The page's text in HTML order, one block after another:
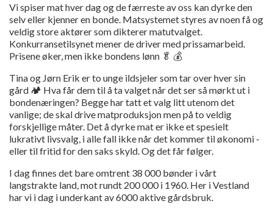
Vi spiser mat hver dag og de færreste av oss kan dyrke den
selv eller kjenner en bonde. Matsystemet styres av noen få og
veldig store aktører som dikterer matutvalget.
Konkurransetilsynet mener de driver med prissamarbeid.
Prisene øker, men ikke bondens lønn 🥬 💰
Tina og Jørn Erik er to unge ildsjeler som tar over hver sin
gård 🏕️ Hva får dem til å ta valget når det ser så mørkt ut i
bondenæringen? Begge har tatt et valg litt utenom det
vanlige; de skal drive matproduksjon men på to veldig
forskjellige måter. Det å dyrke mat er ikke et spesielt
lukrativt livsvalg, i alle fall ikke når det kommer til økonomi -
eller til fritid for den saks skyld. Og det får følger.
I dag finnes det bare omtrent 38 000 bønder i vårt
langstrakte land, mot rundt 200 000 i 1960. Her i Vestland
har vi i dag i underkant av 6000 aktive gårdsbruk.